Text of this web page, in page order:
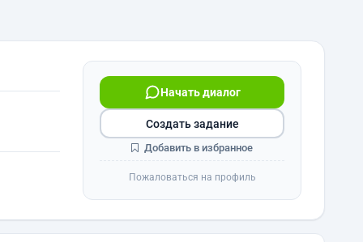
Начать диалог
Создать задание
Добавить в избранное
Пожаловаться на профиль